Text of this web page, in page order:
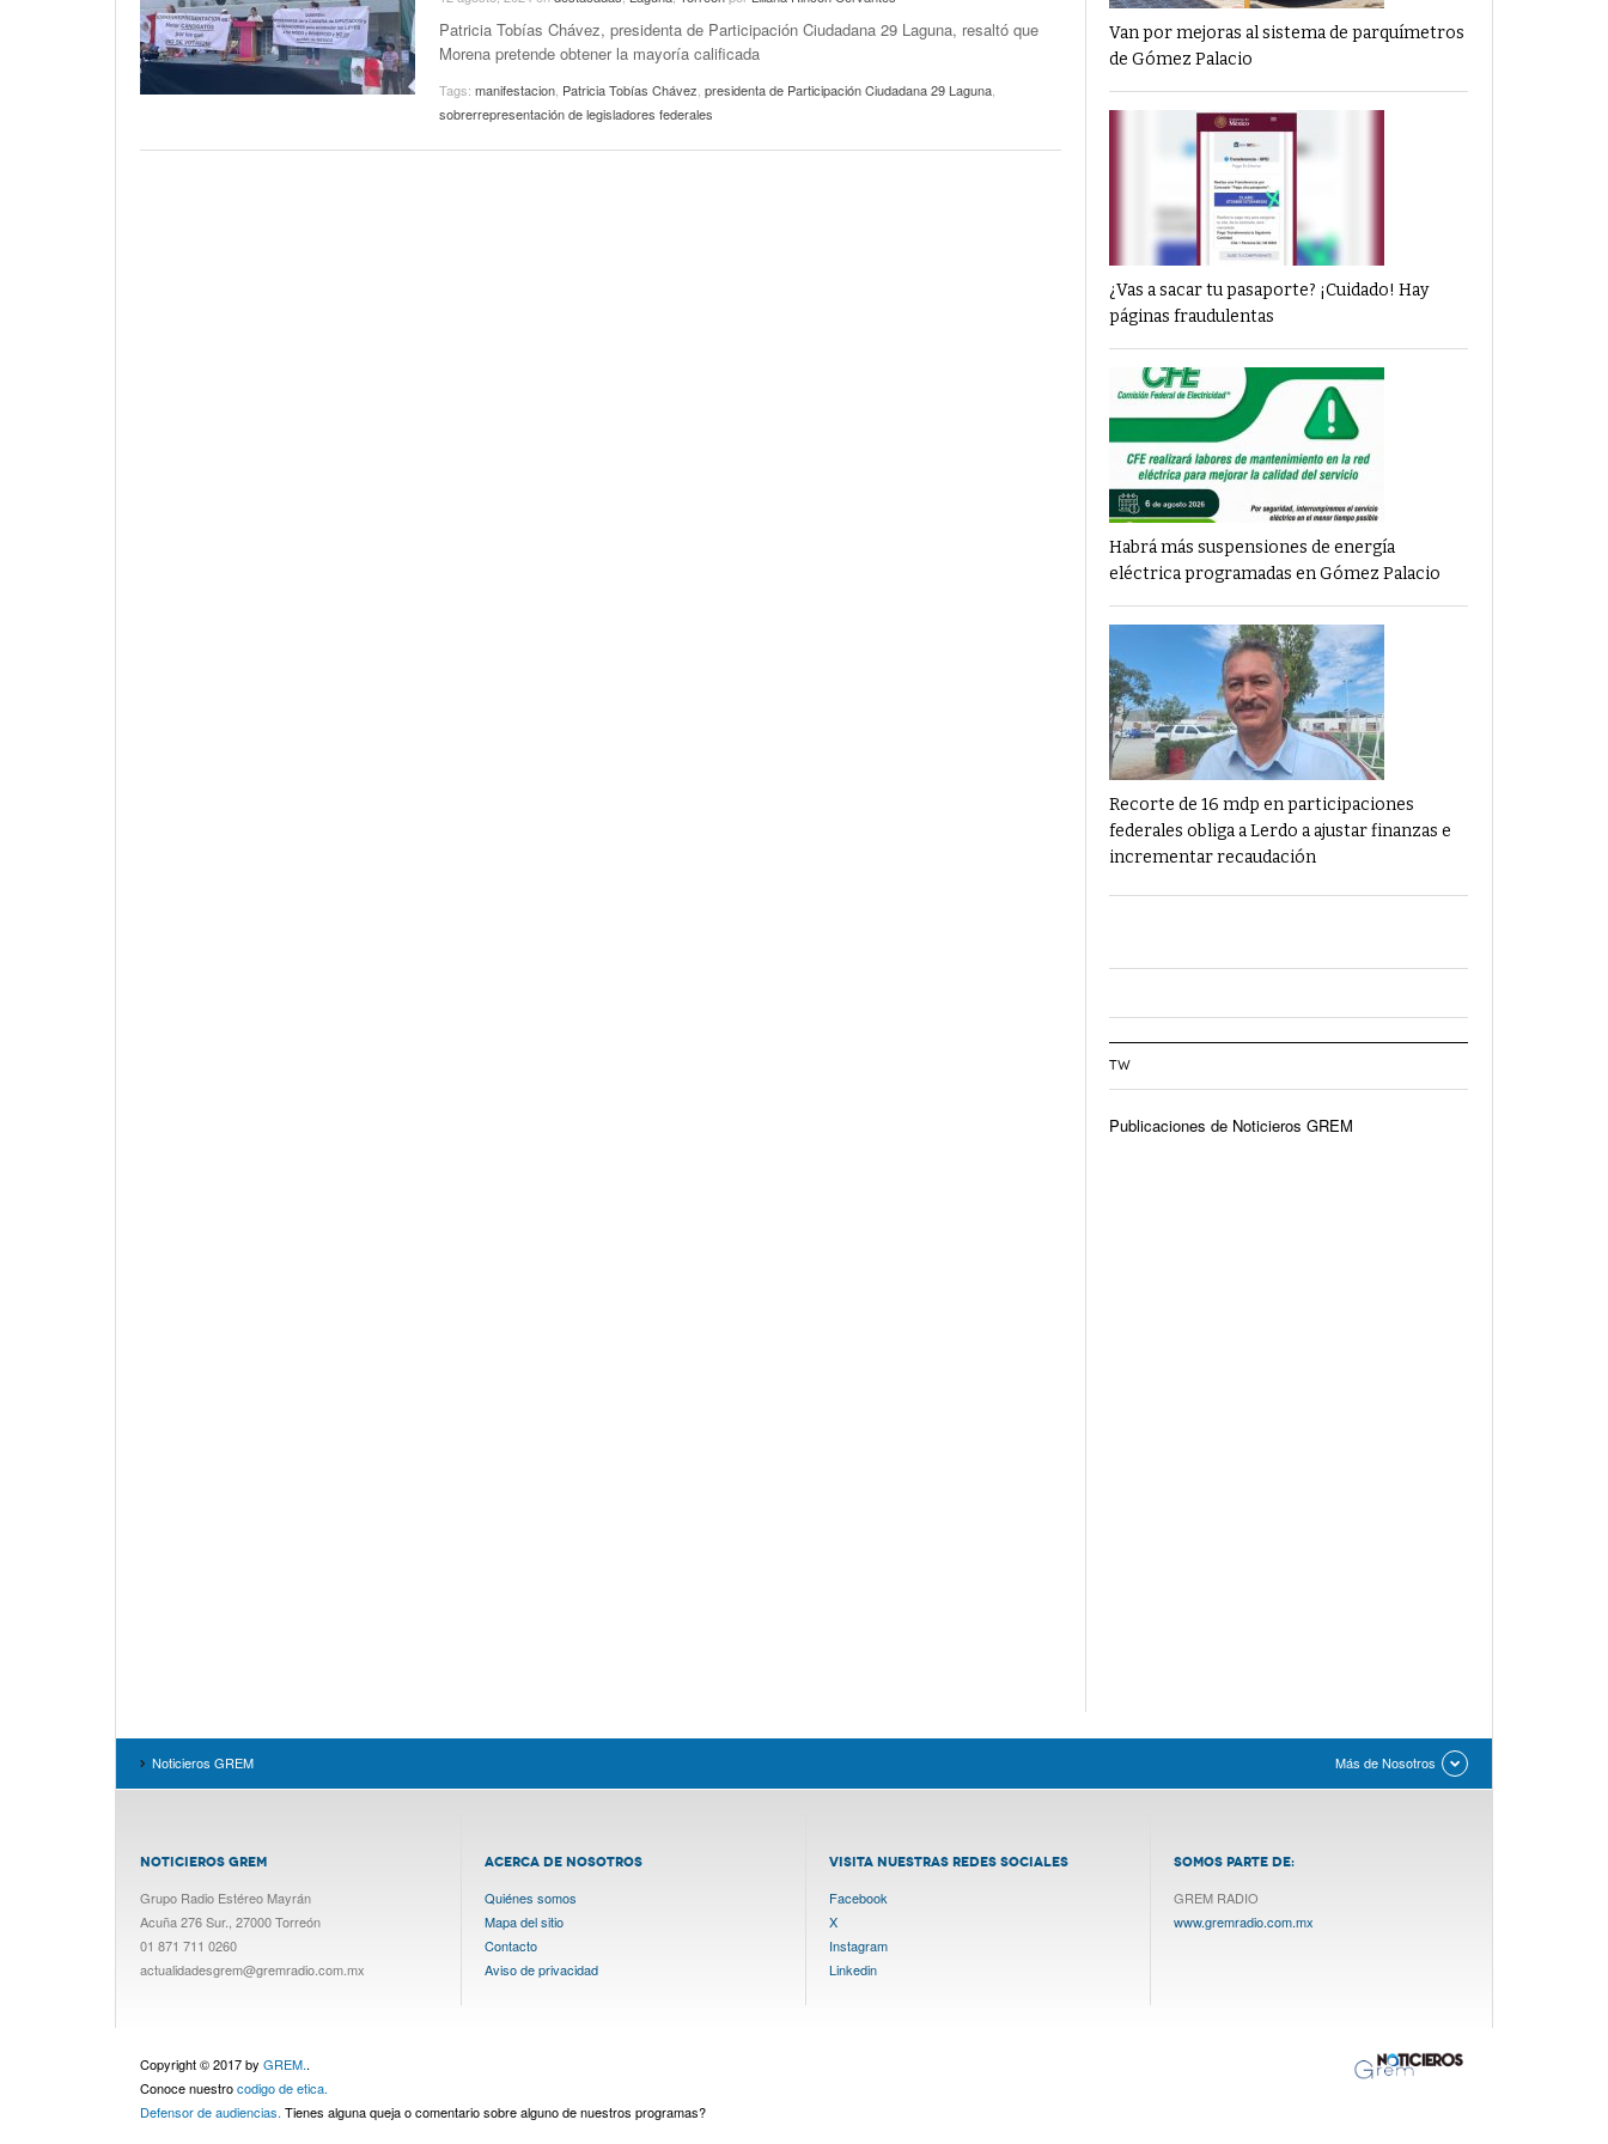
Patricia Tobías Chávez, presidenta de Participación Ciudadana 29 Laguna, resaltó que
Morena pretende obtener la mayoría calificada
Tags: manifestacion Patricia Tobías Chávez presidenta de Participación Ciudadana 29 Laguna
sobrerrepresentación de legisladores federales
Van por mejoras al sistema de parquímetros
de Gómez Palacio
¿Vas a sacar tu pasaporte? ¡Cuidado! Hay
páginas fraudulentas
Habrá más suspensiones de energía
eléctrica programadas en Gómez Palacio
Recorte de 16 mdp en participaciones
federales obliga a Lerdo a ajustar finanzas e
incrementar recaudación
TW
Publicaciones de Noticieros GREM
Noticieros GREM Más de Nosotros
NOTICIEROS GREM
Grupo Radio Estéreo Mayrán
Acuña 276 Sur., 27000 Torreón
01 871 711 0260
actualidadesgrem@gremradio.com.mx
ACERCA DE NOSOTROS
Quiénes somos
Mapa del sitio
Contacto
Aviso de privacidad
VISITA NUESTRAS REDES SOCIALES
Facebook
X
Instagram
Linkedin
SOMOS PARTE DE:
GREM RADIO
www.gremradio.com.mx
Copyright © 2017 by GREM..
Conoce nuestrocodigo de etica.
Defensor de audiencias. Tienes alguna queja o comentario sobre alguno de nuestros programas?